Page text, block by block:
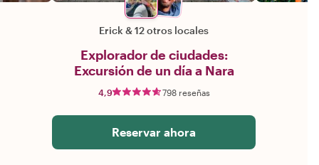
Erick &12 otros locales
Explorador de ciudades:
Excursión de un día a Nara
4,9 798 reseñas
Reservar ahora